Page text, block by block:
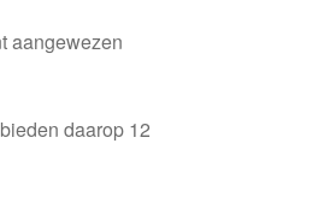
aangewezen
daarop 12